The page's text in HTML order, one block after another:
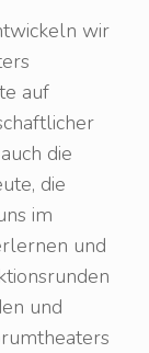
wir
auf
die
die
im
und
und